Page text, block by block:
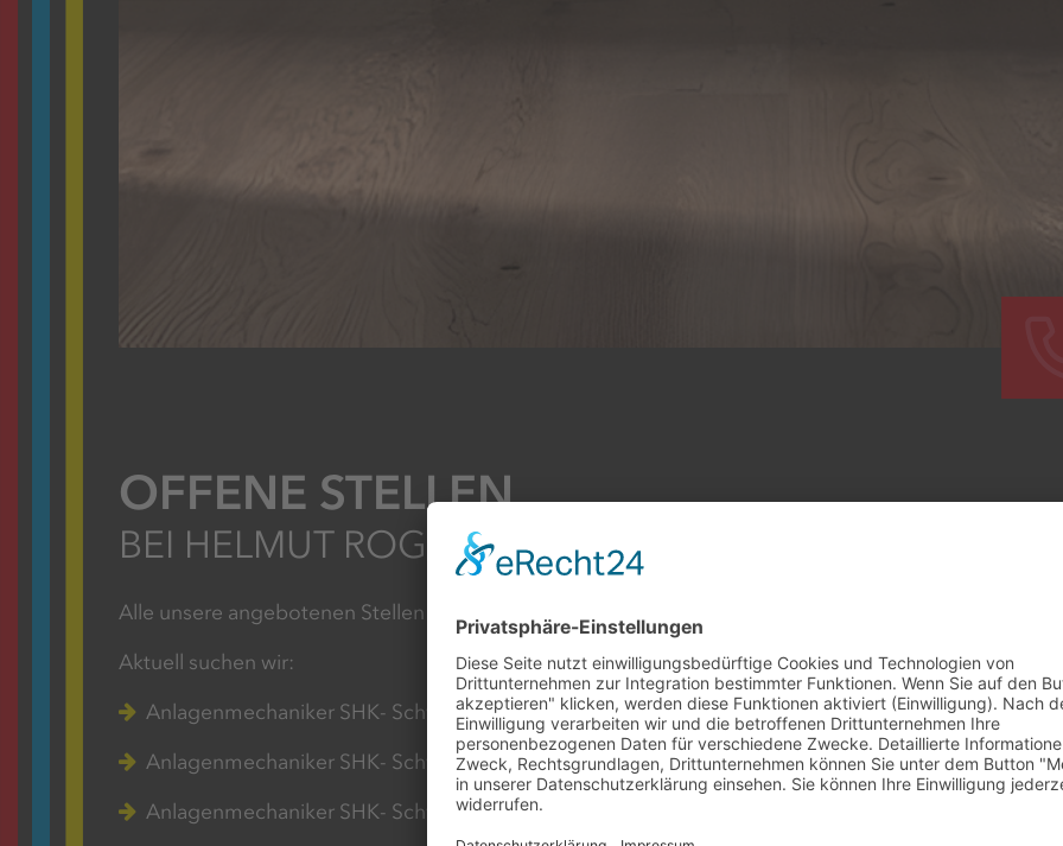
OFFENE STELLEN
BEI HELMUT ROGGENSACK
Alle unsere angebotenen Stellen sind selbstverständlich m/w/d und Vollzeit. Ist das bei Dir nicht
Aktuell suchen wir:
Anlagenmechaniker SHK- Schwerpunkt Kundendienst
Anlagenmechaniker SHK- Schwerpunkt Heizungsinstallation
Anlagenmechaniker SHK- Schwerpunkt Sanitär